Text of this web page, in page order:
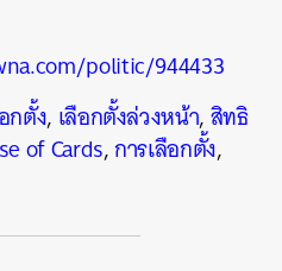
politic/944433
กตั้ง, เลือกตั้งล่วงหน้า,สิทธิ
of Cards,การเลือกตั้ง,